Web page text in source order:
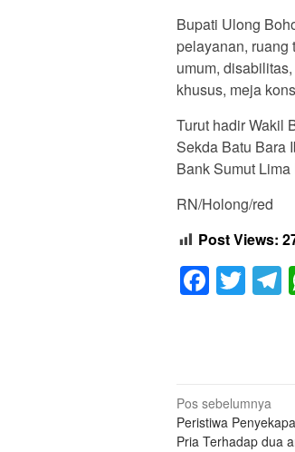
Bupati Ulong
pelayanan, ruang
umum,
khusus, meja
Turut hadir Wakil
Sekda Batu Bara
Bank Sumut
RN/Holong/red
Post Views:
Navigasi
pos
Pos sebelumnya
Peristiwa
Pria Terhadap dua